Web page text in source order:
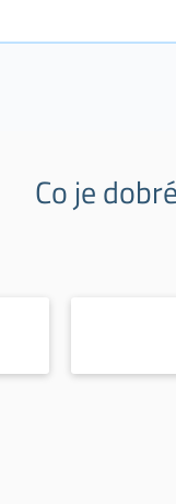
Co je